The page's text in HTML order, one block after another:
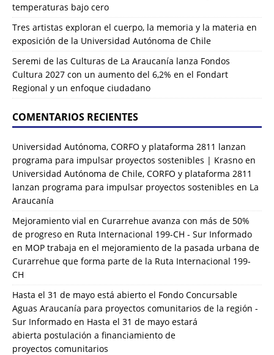
temperaturas bajo cero
Tres artistas exploran el cuerpo, la memoria y la materia en
exposición de la Universidad Autónoma de Chile
Seremi de las Culturas de La Araucanía lanza Fondos
Cultura 2027 con un aumento del 6,2% en el Fondart
Regional y un enfoque ciudadano
COMENTARIOS RECIENTES
Universidad Autónoma, CORFO y plataforma 2811 lanzan
programa para impulsar proyectos sostenibles | Krasno en
Universidad Autónoma de Chile, CORFO y plataforma 2811
lanzan programa para impulsar proyectos sostenibles en La
Araucanía
Mejoramiento vial en Curarrehue avanza con más de 50%
de progreso en Ruta Internacional 199-CH - Sur Informado
en MOP trabaja en el mejoramiento de la pasada urbana de
Curarrehue que forma parte de la Ruta Internacional 199-
CH
Hasta el 31 de mayo está abierto el Fondo Concursable
Aguas Araucanía para proyectos comunitarios de la región -
Sur Informado en Hasta el 31 de mayo estará
abierta postulación a financiamiento de
proyectos comunitarios